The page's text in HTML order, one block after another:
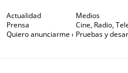
Actualidad Medios
Prensa Cine, Radio,
Quiero anunciarme en Gaceta de
Pruebas y